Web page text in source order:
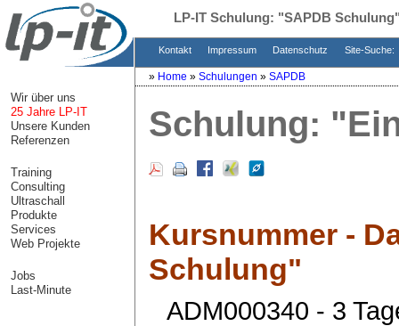
LP-IT Schulung: "SAPDB
Kontakt Impressum Datenschutz Site-Suche:
» Home » Schulungen » SAPDB
Schulung:
Kursnummer -
Schulung"
ADM000340 - 3
Wir über uns
25 Jahre LP-IT
Unsere Kunden
Referenzen
Training
Consulting
Ultraschall
Produkte
Services
Web Projekte
Jobs
Last-Minute